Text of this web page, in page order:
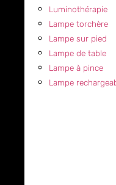
Luminothérapie
Lampe torchère
Lampe sur pied
Lampe de table
Lampe à pince
Lampe